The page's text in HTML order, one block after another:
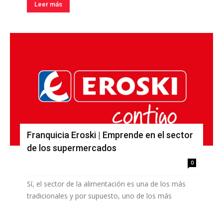
Leer más
Franquicia Eroski | Emprende en el sector
de los supermercados
0
Sí, el sector de la alimentación es una de los más
tradicionales y por supuesto, uno de los más